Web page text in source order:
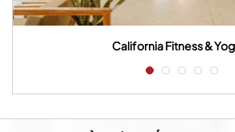
California Fitness & Yoga 2